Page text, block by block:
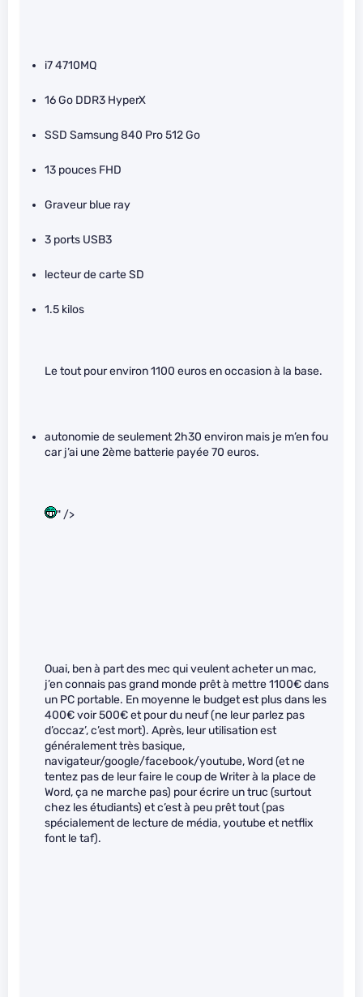
i7 4710MQ
16 Go DDR3 HyperX
SSD Samsung 840 Pro 512 Go
13 pouces FHD
Graveur blue ray
3 ports USB3
lecteur de carte SD
1.5 kilos
Le tout pour environ 1100 euros en occasion à la base.
autonomie de seulement 2h30 environ mais je m’en fou
car j’ai une 2ème batterie payée 70 euros.
" />
Ouai, ben à part des mec qui veulent acheter un mac,
j’en connais pas grand monde prêt à mettre 1100€ dans
un PC portable. En moyenne le budget est plus dans les
400€ voir 500€ et pour du neuf (ne leur parlez pas
d’occaz’, c’est mort). Après, leur utilisation est
généralement très basique,
navigateur/google/facebook/youtube, Word (et ne
tentez pas de leur faire le coup de Writer à la place de
Word, ça ne marche pas) pour écrire un truc (surtout
chez les étudiants) et c’est à peu prêt tout (pas
spécialement de lecture de média, youtube et netflix
font le taf).